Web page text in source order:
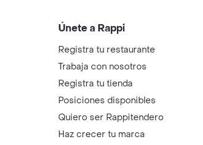
Únete a Rappi
Registra tu restaurante
Trabaja con nosotros
Registra tu tienda
Posiciones disponibles
Quiero ser Rappitendero
Haz crecer tu marca